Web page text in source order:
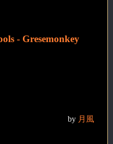
- Gresemonkey
by 月風